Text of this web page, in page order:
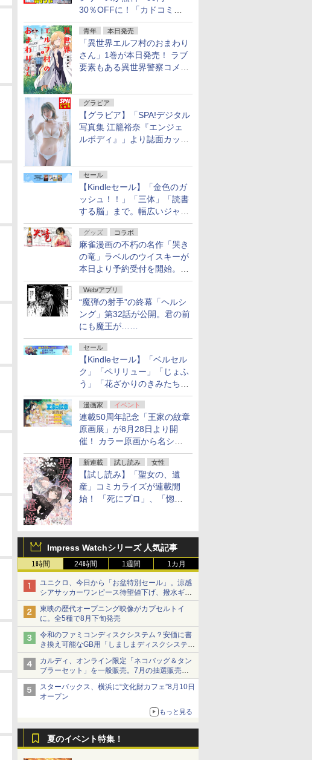
30％OFFに！「カドコミフ
ェア 2026」第2弾が開催中！
青年 本日発売
「異世界エルフ村のおまわり
さん」1巻が本日発売！ ラブ
要素もある異世界警察コメデ
グラビア
【グラビア】「SPA!デジタル
写真集 江籠裕奈『エンジェ
ルボディ』」より誌面カット
セール
【Kindleセール】「金色のガ
ッシュ！！」「三体」「読書
する脳」まで。幅広いジャン
ルの電子書籍が最大65％オ
フ！「Kindle本サマーセー
ル」第2弾が開催中！
グッズ コラボ
麻雀漫画の不朽の名作「哭き
の竜」ラベルのウイスキーが
本日より予約受付を開始。8
月16日まで
Web/アプリ
“魔弾の射手”の終幕「ヘルシ
ング」第32話が公開。君の前
にも魔王が……
セール
【Kindleセール】「ベルセル
ク」「ペリリュー」「じょふ
う」「花ざかりのきみたち
へ」などが最大50％オフ！
「白泉社 夏の大割引セー
ル」が開催中！
漫画家 イベント
連載50周年記念「王家の紋章
原画展」が8月28日より開
催！ カラー原画から名シー
ンの原稿まで
新連載 試し読み 女性
【試し読み】「聖女の、遺
産」コミカライズが連載開
始！ 「死にプロ」、「惚れ
Impress Watchシリーズ 人気記事
1時間 24時間 1週間 1カ月
ユニクロ、今日から「お盆特別セール」。涼感
シアサッカーワンピース待望値下げ、撥水ギア
ショーツは1990円に
東映の歴代オープニング映像がカプセルトイ
に。全5種で8月下旬発売
令和のファミコンディスクシステム？安価に書
き換え可能なGB用「しましまディスクシステ
ム」
カルディ、オンライン限定「ネコバッグ＆タン
ブラーセット」を一般販売。7月の抽選販売の
当選無効分
スターバックス、横浜に“文化財カフェ”8月10日
オープン
もっと見る
夏のイベント特集！